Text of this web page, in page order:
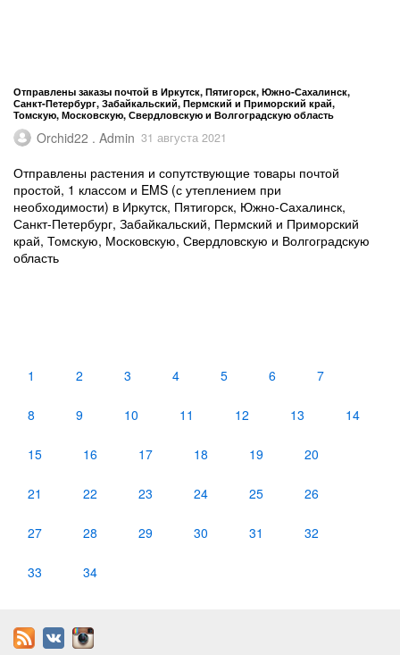
Отправлены заказы почтой в Иркутск, Пятигорск, Южно-Сахалинск,
Санкт-Петербург, Забайкальский, Пермский и Приморский край,
Томскую, Московскую, Свердловскую и Волгоградскую область
Orchid22 . Admin 31 августа 2021
Отправлены растения и сопутствующие товары почтой
простой, 1 классом и EMS (с утеплением при
необходимости) в Иркутск, Пятигорск, Южно-Сахалинск,
Санкт-Петербург, Забайкальский, Пермский и Приморский
край, Томскую, Московскую, Свердловскую и Волгоградскую
область
1 2 3 4 5 6 7
8 9 10 11 12 13 14
15 16 17 18 19 20
21 22 23 24 25 26
27 28 29 30 31 32
33 34